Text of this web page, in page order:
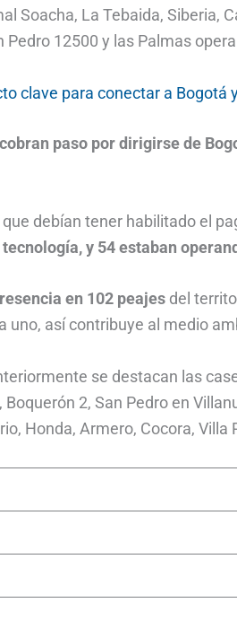
Soacha, La Tebaida, Siberia,
Pedro 12500 y las Palmas
clave para conectar a Bogotá
paso por dirigirse de
debían tener habilitado el
y 54 estaban
en 102 peajes del
uno, así contribuye al medio
se destacan las
Boquerón 2, San Pedro en
Honda, Armero, Cocora, Villa